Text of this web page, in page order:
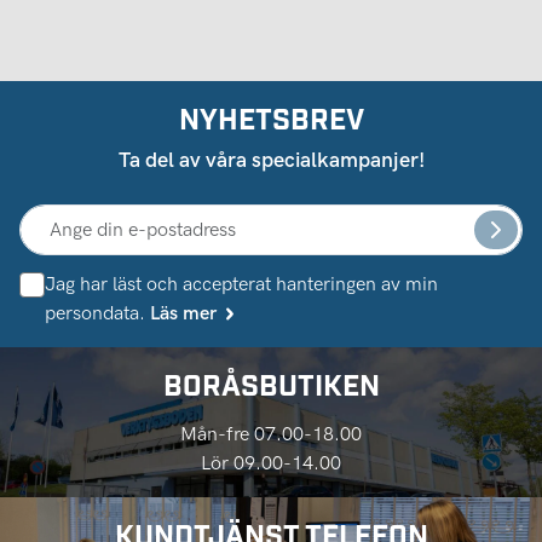
NYHETSBREV
Ta del av våra specialkampanjer!
Jag har läst och accepterat hanteringen av min
persondata. Läs mer
BORÅSBUTIKEN
Mån-fre 07.00-18.00
Lör 09.00-14.00
KUNDTJÄNST TELEFON